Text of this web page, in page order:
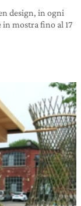
design, in ogni
mostra fino al 17